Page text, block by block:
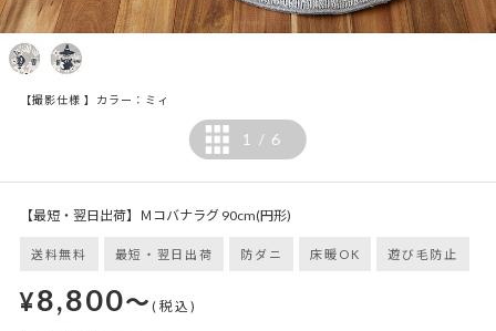
【撮影仕様 】カラー：ミィ
1 / 6
【最短・翌日出荷】Ｍコバナラグ 90cm(円形)
送料無料 最短・翌日出荷 防ダニ 床暖OK 遊び毛防止
¥8,800～(税込)